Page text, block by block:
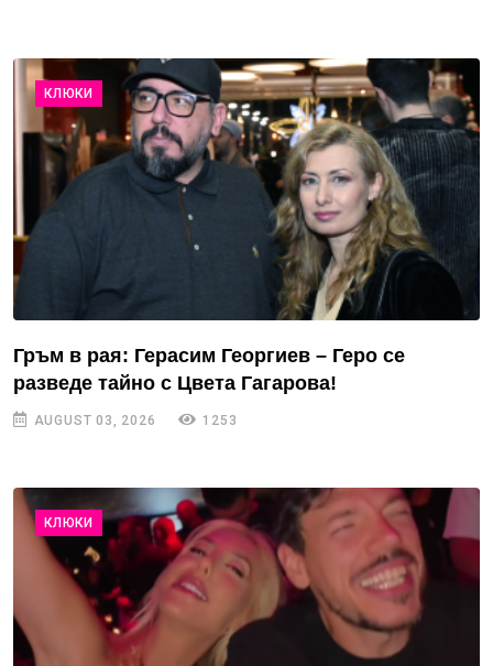
КЛЮКИ
Гръм в рая: Герасим Георгиев – Геро се
разведе тайно с Цвета Гагарова!
AUGUST 03, 2026 1253
КЛЮКИ